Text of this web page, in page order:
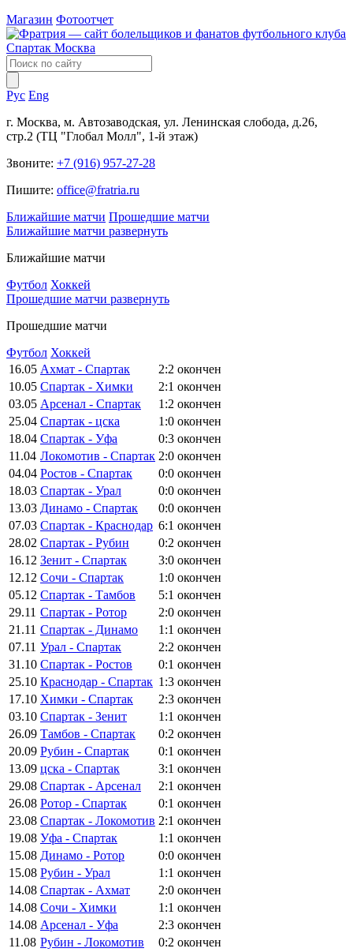
Магазин Фотоотчет
Рус Eng
г. Москва, м. Автозаводская, ул. Ленинская слобода, д.26,
стр.2 (ТЦ "Глобал Молл", 1-й этаж)
Звоните: +7 (916) 957-27-28
Пишите: office@fratria.ru
Ближайшие матчи Прошедшие матчи
Ближайшие матчи развернуть
Ближайшие матчи
Футбол Хоккей
Прошедшие матчи развернуть
Прошедшие матчи
Футбол Хоккей
16.05 Ахмат - Спартак 2:2 окончен
10.05 Спартак - Химки 2:1 окончен
03.05 Арсенал - Спартак 1:2 окончен
25.04 Спартак - цска 1:0 окончен
18.04 Спартак - Уфа 0:3 окончен
11.04 Локомотив - Спартак 2:0 окончен
04.04 Ростов - Спартак 0:0 окончен
18.03 Спартак - Урал 0:0 окончен
13.03 Динамо - Спартак 0:0 окончен
07.03 Спартак - Краснодар 6:1 окончен
28.02 Спартак - Рубин 0:2 окончен
16.12 Зенит - Спартак 3:0 окончен
12.12 Сочи - Спартак 1:0 окончен
05.12 Спартак - Тамбов 5:1 окончен
29.11 Спартак - Ротор 2:0 окончен
21.11 Спартак - Динамо 1:1 окончен
07.11 Урал - Спартак 2:2 окончен
31.10 Спартак - Ростов 0:1 окончен
25.10 Краснодар - Спартак 1:3 окончен
17.10 Химки - Спартак 2:3 окончен
03.10 Спартак - Зенит 1:1 окончен
26.09 Тамбов - Спартак 0:2 окончен
20.09 Рубин - Спартак 0:1 окончен
13.09 цска - Спартак 3:1 окончен
29.08 Спартак - Арсенал 2:1 окончен
26.08 Ротор - Спартак 0:1 окончен
23.08 Спартак - Локомотив 2:1 окончен
19.08 Уфа - Спартак 1:1 окончен
15.08 Динамо - Ротор 0:0 окончен
15.08 Рубин - Урал 1:1 окончен
14.08 Спартак - Ахмат 2:0 окончен
14.08 Сочи - Химки 1:1 окончен
14.08 Арсенал - Уфа 2:3 окончен
11.08 Рубин - Локомотив 0:2 окончен